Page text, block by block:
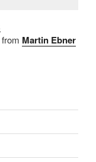
from Martin Ebner